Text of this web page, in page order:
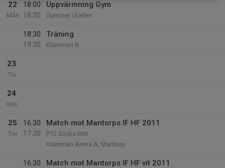
22
Mån
18:00
18:30
Uppvärmning Gym
Gymmet i hallen
18:30
19:30
Träning
Klämman B
23
Tis
24
Ons
25
Tor
16:30
17:30
Match mot Mantorps IF HF 2011
P12 Södra Mitt
Klämman Arena A, Mantorp
16:30
Match mot Mantorps IF HF vit 2011